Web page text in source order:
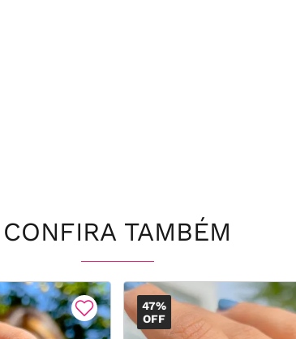
CONFIRA TAMBÉM
47%
OFF